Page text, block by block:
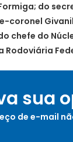
do
coronel
chefe do
Rodoviária
sua
de e-mail